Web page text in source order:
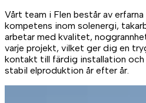
Vårt team i Flen består av
kompetens inom solenergi,
arbetar med kvalitet,
varje projekt, vilket ger dig en
kontakt till färdig installation och
stabil elproduktion år efter år.